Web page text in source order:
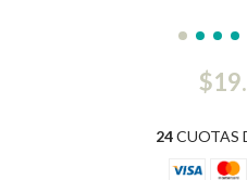
24CUOTAS